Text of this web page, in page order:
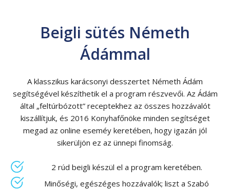
Beigli sütés Németh
Ádámmal
A klasszikus karácsonyi desszertet Németh Ádám
segítségével készíthetik el a program részvevői. Az Ádám
által „feltúrbózott” receptekhez az összes hozzávalót
kiszállítjuk, és 2016 Konyhafőnöke minden segítséget
megad az online eseméy keretében, hogy igazán jól
sikerüljön ez az ünnepi finomság.
2 rúd beigli készül el a program keretében.
Minőségi, egészéges hozzávalók; liszt a Szabó